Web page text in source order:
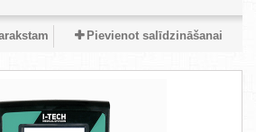
Pievienot salīdzināšanai